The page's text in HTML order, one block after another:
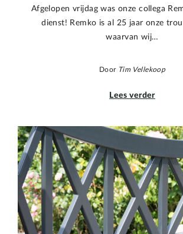
Afgelopen vrijdag was onze collega
dienst! Remko is al 25 jaar onze
waarvan wij…
Door Tim Vellekoop
Lees verder